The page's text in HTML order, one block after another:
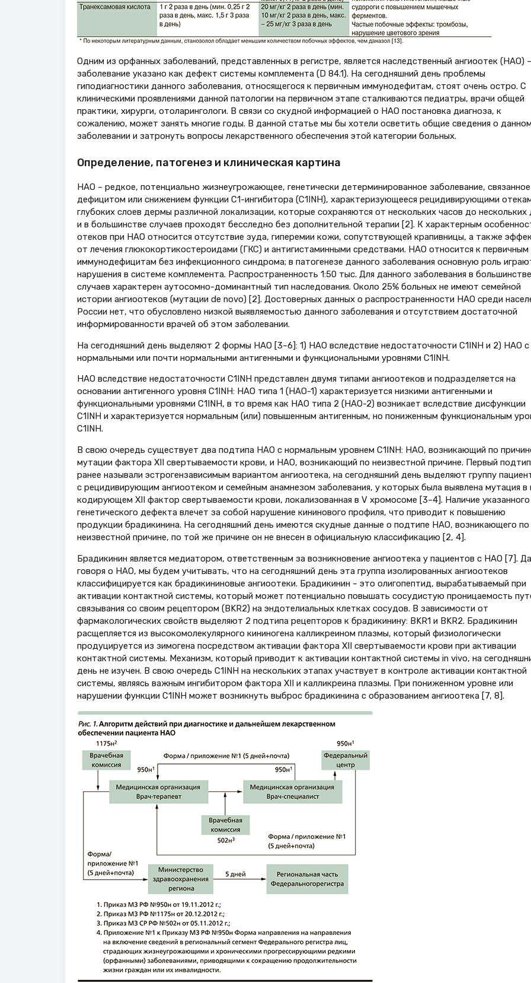
Одним из орфанных заболеваний, представленных в регистре, является наследственный ангиоотек (НАО) –
заболевание указано как дефект системы комплемента (D 84.1). На сегодняшний день проблемы
гиподиагностики данного заболевания, относящегося к первичным иммунодефитам, стоят очень остро. С
клиническими проявлениями данной патологии на первичном этапе сталкиваются педиатры, врачи общей
практики, хирурги, отоларингологи. В связи со скудной информацией о НАО постановка диагноза, к
сожалению, может занять многие годы. В данной статье мы бы хотели осветить общие сведения о
заболевании и затронуть вопросы лекарственного обеспечения этой категории больных.
Определение, патогенез и клиническая картина
НАО – редкое, потенциально жизнеугрожающее, генетически детерминированное заболевание,
дефицитом или снижением функции С1-ингибитора (C1INH), характеризующееся рецидивирующими
глубоких слоев дермы различной локализации, которые сохраняются от нескольких часов до нескольких
и в большинстве случаев проходят бесследно без дополнительной терапии [2]. К характерным
отеков при НАО относится отсутствие зуда, гиперемии кожи, сопутствующей крапивницы, а также
от лечения глюкокортикостероидами (ГКС) и антигистаминными средствами. НАО относится к первичным
иммунодефицитам без инфекционного синдрома; в патогенезе данного заболевания основную роль
нарушения в системе комплемента. Распространенность 1:50 тыс. Для данного заболевания в большинстве
случаев характерен аутосомно-доминантный тип наследования. Около 25% больных не имеют семейной
истории ангиоотеков (мутации de novo) [2]. Достоверных данных о распространенности НАО среди
России нет, что обусловлено низкой выявляемостью данного заболевания и отсутствием достаточной
информированности врачей об этом заболевании.
На сегодняшний день выделяют 2 формы НАО [3–6]: 1) НАО вследствие недостаточности C1INH и 2) НАО с
нормальными или почти нормальными антигенными и функциональными уровнями C1INH.
НАО вследствие недостаточности C1INH представлен двумя типами ангиоотеков и подразделяется на
основании антигенного уровня C1INH: НАО типа 1 (НАО-1) характеризуется низкими антигенными и
функциональными уровнями C1INH, в то время как НАО типа 2 (НАО-2) возникает вследствие дисфункции
C1INH и характеризуется нормальным (или) повышенным антигенным, но пониженным функциональным
C1INH.
В свою очередь существует два подтипа НАО с нормальным уровнем C1INH: НАО, возникающий по
мутации фактора XII свертываемости крови, и НАО, возникающий по неизвестной причине. Первый подтип
ранее называли эстрогензависимым вариантом ангиоотека, на сегодняшний день выделяют группу
с рецидивирующим ангиоотеком и семейным анамнезом заболевания, у которых была выявлена мутация в
кодирующем XII фактор свертываемости крови, локализованная в V хромосоме [3–4]. Наличие указанного
генетического дефекта влечет за собой нарушение кининового профиля, что приводит к повышению
продукции брадикинина. На сегодняшний день имеются скудные данные о подтипе НАО, возникающего по
неизвестной причине, по той же причине он не внесен в официальную классификацию [2, 4].
Брадикинин является медиатором, ответственным за возникновение ангиоотека у пациентов с НАО [7].
говоря о НАО, мы будем учитывать, что на сегодняшний день эта группа изолированных ангиоотеков
классифицируется как брадикининовые ангиоотеки. Брадикинин – это олигопептид, вырабатываемый при
активации контактной системы, который может потенциально повышать сосудистую проницаемость
связывания со своим рецептором (BKR2) на эндотелиальных клетках сосудов. В зависимости от
фармакологических свойств выделяют 2 подтипа рецепторов к брадикинину: BKR1 и BKR2. Брадикинин
расщепляется из высокомолекулярного кининогена калликреином плазмы, который физиологически
продуцируется из зимогена посредством активации фактора XII свертываемости крови при активации
контактной системы. Механизм, который приводит к активации контактной системы in vivo, на
день не изучен. В свою очередь С1INH на нескольких этапах участвует в контроле активации контактной
системы, являясь важным ингибитором фактора XII и калликреина плазмы. При пониженном уровне или
нарушении функции C1INH может возникнуть выброс брадикинина с образованием ангиоотека [7, 8].